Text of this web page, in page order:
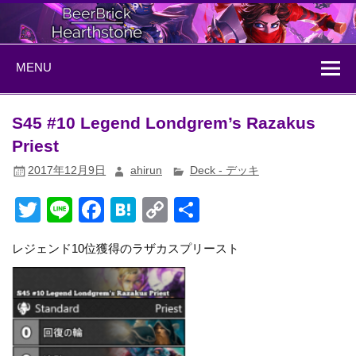
Skip
content
BeerBrick
Hearthstone
MENU
S45 #10 Legend Londgrem’s Razakus
Priest
2017年12月9日 ahirun Deck - デッキ
T
tt
er
Li
e
F
c
e
b
o
H
e
n
a
C
p
y
Li
n
レジェンド10位獲得のラザカスプリースト